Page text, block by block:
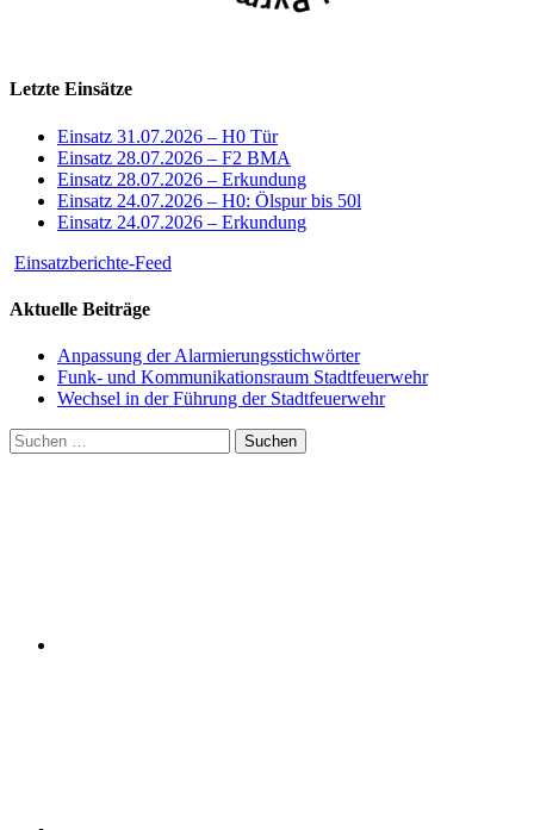
Letzte Einsätze
Einsatz 31.07.2026 – H0 Tür
Einsatz 28.07.2026 – F2 BMA
Einsatz 28.07.2026 – Erkundung
Einsatz 24.07.2026 – H0: Ölspur bis 50l
Einsatz 24.07.2026 – Erkundung
Einsatzberichte-Feed
Aktuelle Beiträge
Anpassung der Alarmierungsstichwörter
Funk- und Kommunikationsraum Stadtfeuerwehr
Wechsel in der Führung der Stadtfeuerwehr
Suchen
nach: